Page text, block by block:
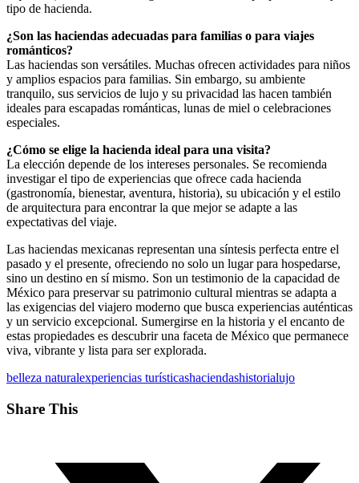
tipo de hacienda.
¿Son las haciendas adecuadas para familias o para viajes
románticos?
Las haciendas son versátiles. Muchas ofrecen actividades para niños
y amplios espacios para familias. Sin embargo, su ambiente
tranquilo, sus servicios de lujo y su privacidad las hacen también
ideales para escapadas románticas, lunas de miel o celebraciones
especiales.
¿Cómo se elige la hacienda ideal para una visita?
La elección depende de los intereses personales. Se recomienda
investigar el tipo de experiencias que ofrece cada hacienda
(gastronomía, bienestar, aventura, historia), su ubicación y el estilo
de arquitectura para encontrar la que mejor se adapte a las
expectativas del viaje.
Las haciendas mexicanas representan una síntesis perfecta entre el
pasado y el presente, ofreciendo no solo un lugar para hospedarse,
sino un destino en sí mismo. Son un testimonio de la capacidad de
México para preservar su patrimonio cultural mientras se adapta a
las exigencias del viajero moderno que busca experiencias auténticas
y un servicio excepcional. Sumergirse en la historia y el encanto de
estas propiedades es descubrir una faceta de México que permanece
viva, vibrante y lista para ser explorada.
belleza naturalexperiencias turísticashaciendashistorialujo
Share This